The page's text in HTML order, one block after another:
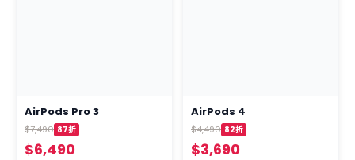
AirPods Pro 3
$7,490 87折
$6,490
AirPods 4
$4,490 82折
$3,690